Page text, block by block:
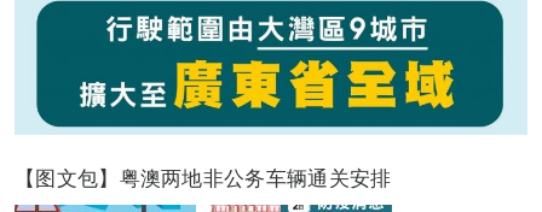
【图文包】粤澳两地非公务车辆通关安排